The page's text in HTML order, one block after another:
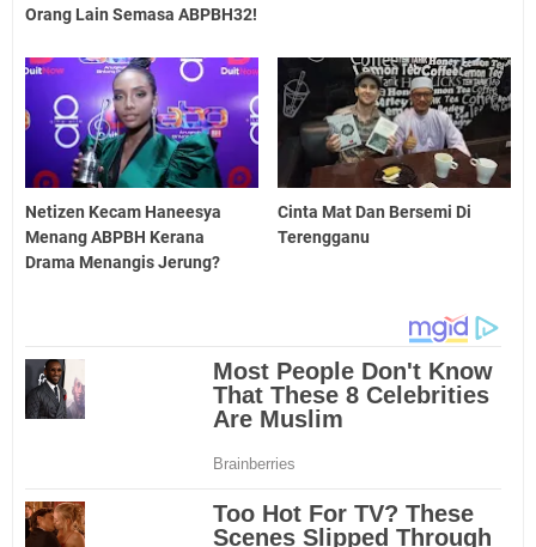
Orang Lain Semasa ABPBH32!
Netizen Kecam Haneesya
Menang ABPBH Kerana
Drama Menangis Jerung?
Cinta Mat Dan Bersemi Di
Terengganu